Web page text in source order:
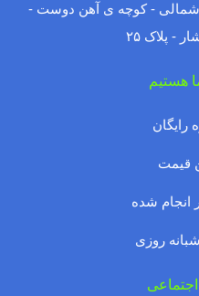
- کوچه ی آهن دوست -
- پلاک ۲۵
هستیم
رایگان
قیمت
انجام شده
روزی